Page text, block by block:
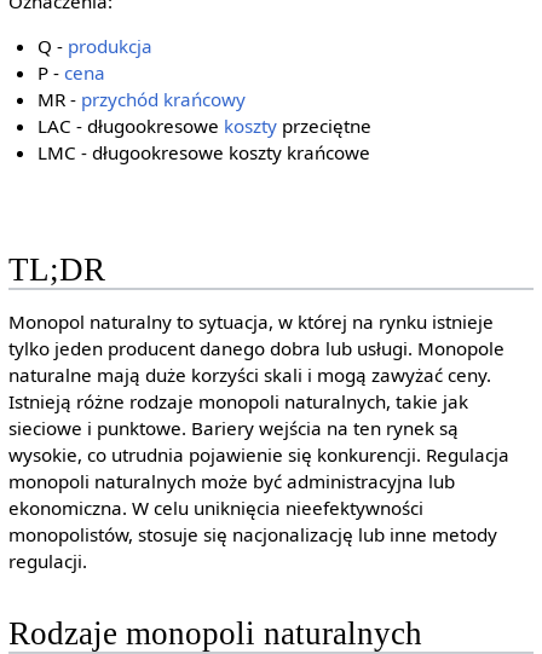
Q - produkcja
P -cena
MR - przychód krańcowy
LAC - długookresowe koszty przeciętne
LMC - długookresowe koszty krańcowe
TL;DR
Monopol naturalny to sytuacja, w której na rynku istnieje
tylko jeden producent danego dobra lub usługi. Monopole
naturalne mają duże korzyści skali i mogą zawyżać ceny.
Istnieją różne rodzaje monopoli naturalnych, takie jak
sieciowe i punktowe. Bariery wejścia na ten rynek są
wysokie, co utrudnia pojawienie się konkurencji. Regulacja
monopoli naturalnych może być administracyjna lub
ekonomiczna. W celu uniknięcia nieefektywności
monopolistów, stosuje się nacjonalizację lub inne metody
regulacji.
Rodzaje monopoli naturalnych